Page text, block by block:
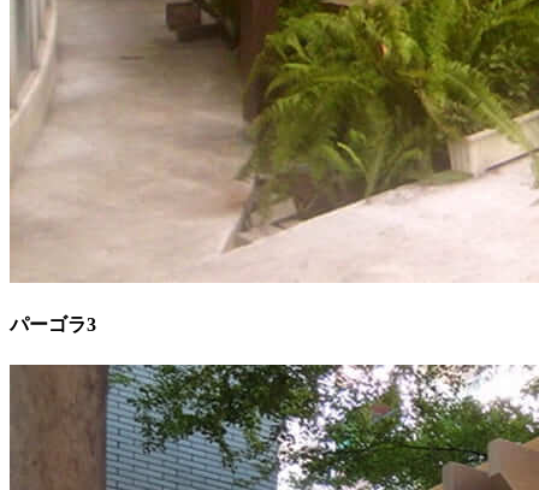
パーゴラ3